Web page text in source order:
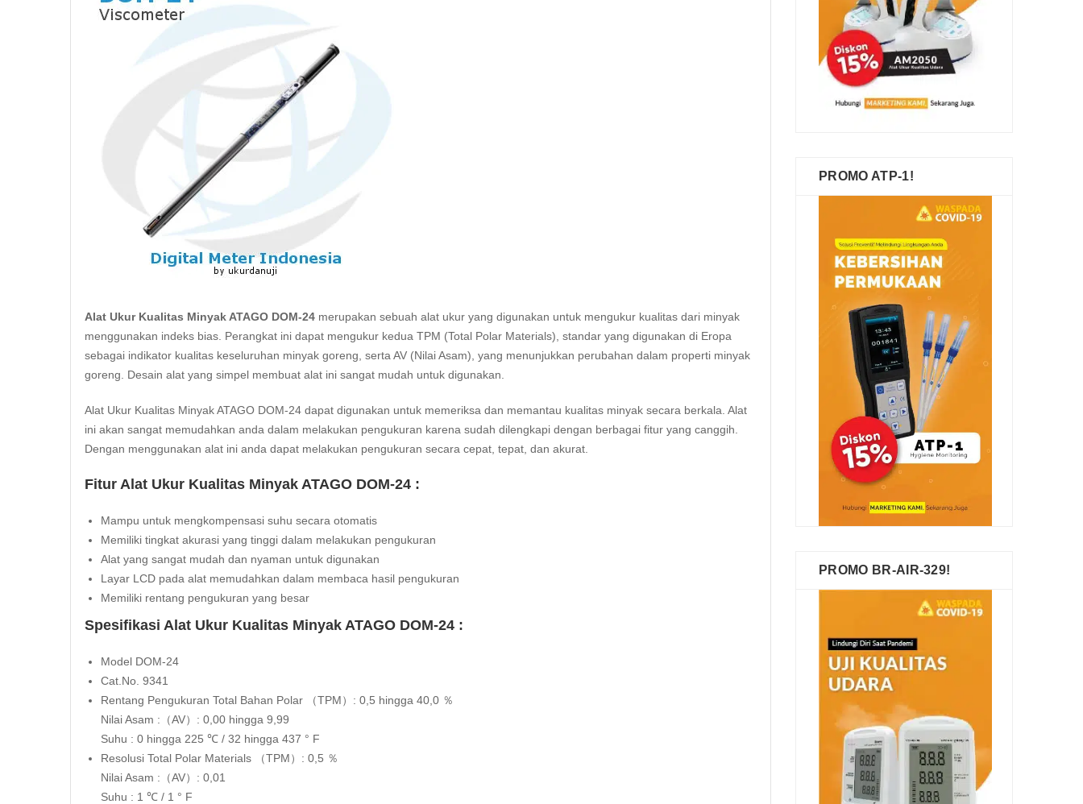
Alat Ukur Kualitas Minyak ATAGO DOM-24 merupakan sebuah alat ukur yang digunakan untuk mengukur kualitas dari minyak
menggunakan indeks bias. Perangkat ini dapat mengukur kedua TPM (Total Polar Materials), standar yang digunakan di Eropa
sebagai indikator kualitas keseluruhan minyak goreng, serta AV (Nilai Asam), yang menunjukkan perubahan dalam properti minyak
goreng. Desain alat yang simpel membuat alat ini sangat mudah untuk digunakan.
Alat Ukur Kualitas Minyak ATAGO DOM-24 dapat digunakan untuk memeriksa dan memantau kualitas minyak secara berkala. Alat
ini akan sangat memudahkan anda dalam melakukan pengukuran karena sudah dilengkapi dengan berbagai fitur yang canggih.
Dengan menggunakan alat ini anda dapat melakukan pengukuran secara cepat, tepat, dan akurat.
Fitur Alat Ukur Kualitas Minyak ATAGO DOM-24 :
Mampu untuk mengkompensasi suhu secara otomatis
Memiliki tingkat akurasi yang tinggi dalam melakukan pengukuran
Alat yang sangat mudah dan nyaman untuk digunakan
Layar LCD pada alat memudahkan dalam membaca hasil pengukuran
Memiliki rentang pengukuran yang besar
Spesifikasi Alat Ukur Kualitas Minyak ATAGO DOM-24 :
Model DOM-24
Cat.No. 9341
Rentang Pengukuran Total Bahan Polar （TPM）: 0,5 hingga 40,0 ％
Nilai Asam :（AV）: 0,00 hingga 9,99
Suhu : 0 hingga 225 ℃ / 32 hingga 437 ° F
Resolusi Total Polar Materials （TPM）: 0,5 ％
Nilai Asam :（AV）: 0,01
Suhu : 1 ℃ / 1 ° F
PROMO ATP-1!
PROMO BR-AIR-329!